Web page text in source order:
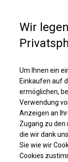
Solides
Wir
Um Ihnen ein
Einkaufen auf
ermöglichen,
Verwendung
Anzeigen an
Zugang zu
die wir dank
Sie wie wir
Cookies